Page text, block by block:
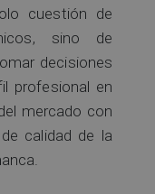
cuestión de
sino de
decisiones
profesional en
mercado con
calidad de la